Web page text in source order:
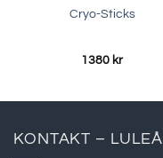
Cryo-Sticks
1380 kr
KONTAKT – LULEÅ